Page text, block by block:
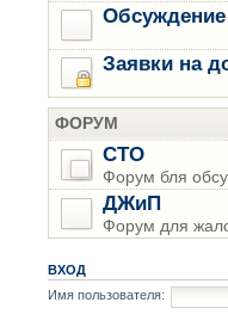
Обсуждение
Заявки на
ФОРУМ
СТО
Форум бля
ДЖиП
Форум для
ВХОД
Имя пользователя: